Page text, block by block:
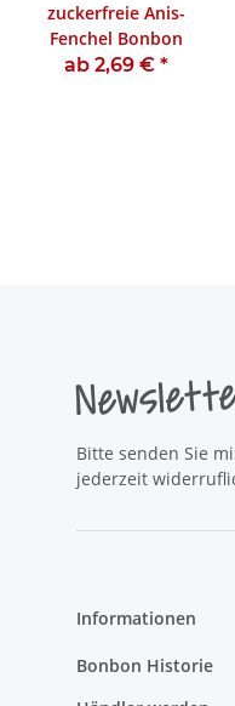
zuckerfreie Anis-
Fenchel Bonbon
ab 2,69 € *
Bitte senden Sie
jederzeit
Informationen
Bonbon Historie